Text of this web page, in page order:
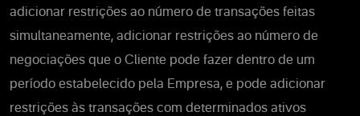
adicionar restrições ao número de transações feitas
simultaneamente, adicionar restrições ao número de
negociações que o Cliente pode fazer dentro de um
período estabelecido pela Empresa, e pode adicionar
restrições às transações com determinados ativos